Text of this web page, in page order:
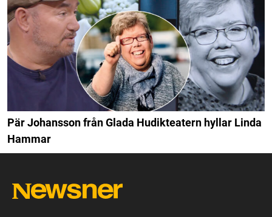
Pär Johansson från Glada Hudikteatern hyllar Linda
Hammar